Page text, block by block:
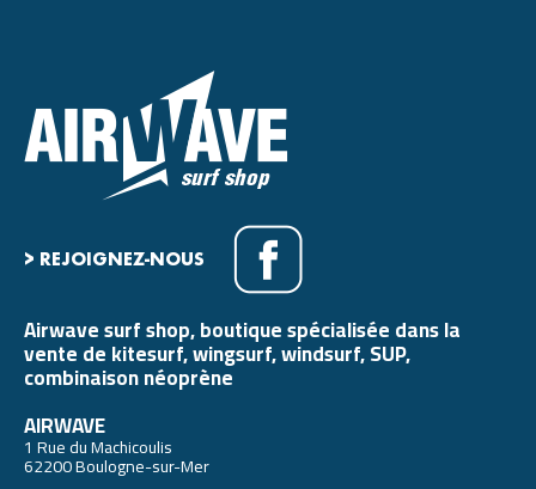
> REJOIGNEZ-NOUS
Airwave surf shop, boutique spécialisée dans la
vente de kitesurf, wingsurf, windsurf, SUP,
combinaison néoprène
AIRWAVE
1 Rue du Machicoulis
62200 Boulogne-sur-Mer